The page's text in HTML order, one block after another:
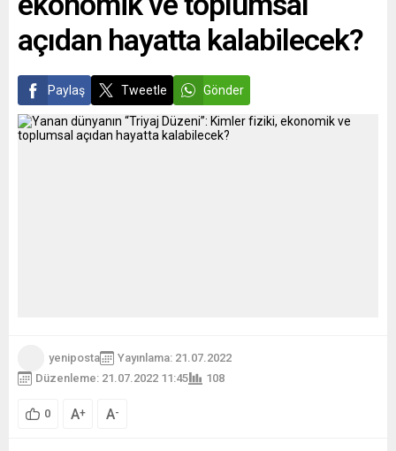
açıdan hayatta kalabilecek?
Paylaş Tweetle Gönder
yeniposta
Yayınlama: 21.07.2022
Düzenleme: 21.07.2022 11:45
108
0 A+ A-